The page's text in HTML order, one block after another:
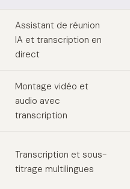
Assistant de réunion
IA et transcription en
direct
Montage vidéo et
audio avec
transcription
Transcription et sous-
titrage multilingues